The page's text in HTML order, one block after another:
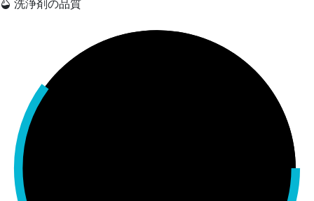
洗浄剤の品質